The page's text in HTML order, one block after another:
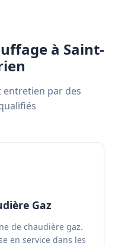
à Saint-
par des
Gaz
de chaudière gaz.
en service dans les